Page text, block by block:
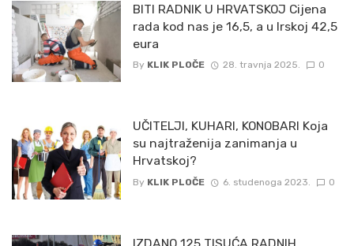
BITI RADNIK U HRVATSKOJ Cijena
rada kod nas je 16,5, a u Irskoj 42,5
eura
By KLIK PLOČE 28. travnja 2025. 0
UČITELJI, KUHARI, KONOBARI Koja
su najtraženija zanimanja u
Hrvatskoj?
By KLIK PLOČE 6. studenoga 2023. 0